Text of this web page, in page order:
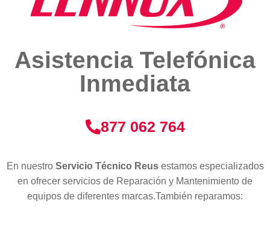
Asistencia Telefónica
Inmediata
877 062 764
En nuestro Servicio Técnico Reusestamos especializados
en ofrecer servicios de Reparación y Mantenimiento de
equipos de diferentes marcas.También reparamos: